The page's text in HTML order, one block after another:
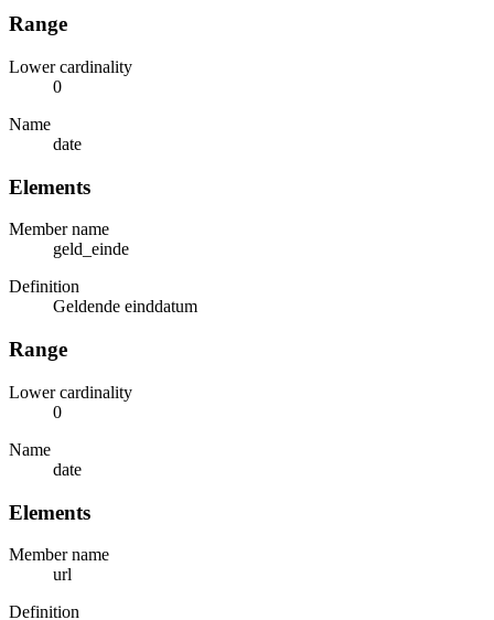
Range
Lower cardinality
0
Name
date
Elements
Member name
geld_einde
Definition
Geldende einddatum
Range
Lower cardinality
0
Name
date
Elements
Member name
url
Definition